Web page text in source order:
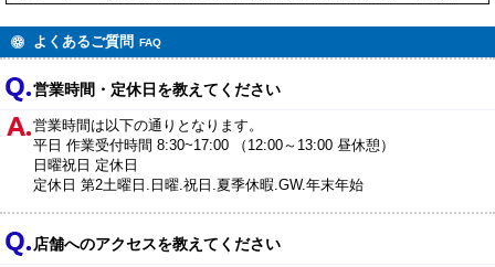
よくあるご質問 FAQ
営業時間・定休日を教えてください
営業時間は以下の通りとなります。
平日 作業受付時間 8:30~17:00 （12:00～13:00 昼休憩）
日曜祝日 定休日
定休日 第2土曜日.日曜.祝日.夏季休暇.GW.年末年始
店舗へのアクセスを教えてください